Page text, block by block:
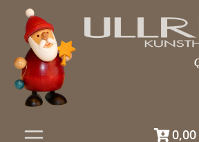
Zum Hauptinhalt springen